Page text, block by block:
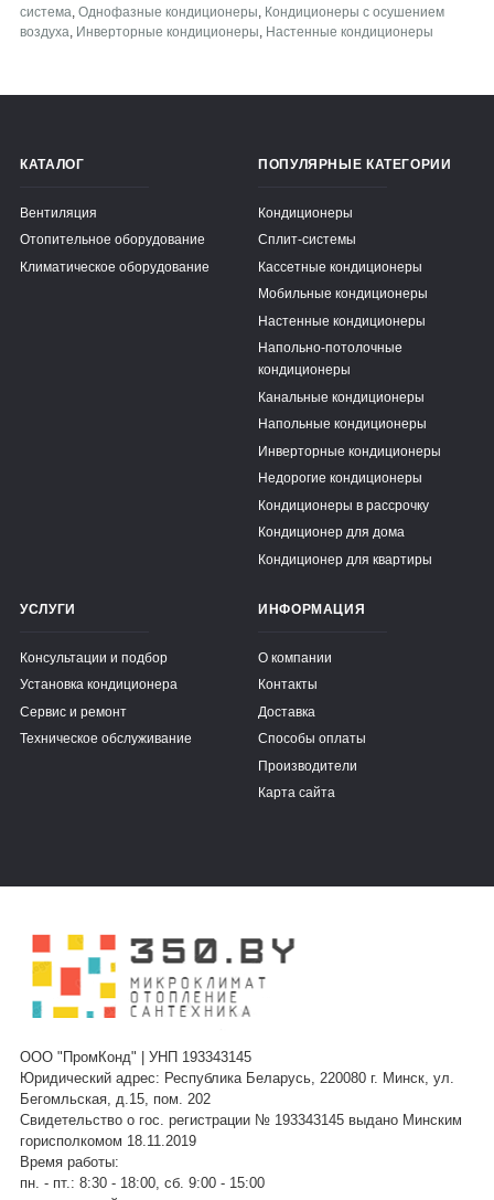
система Однофазные кондиционеры
Кондиционеры с осушением
воздуха
Инверторные кондиционеры Настенные кондиционеры
КАТАЛОГ
Вентиляция
Отопительное оборудование
Климатическое оборудование
ПОПУЛЯРНЫЕ КАТЕГОРИИ
Кондиционеры
Сплит-системы
Кассетные кондиционеры
Мобильные кондиционеры
Настенные кондиционеры
Напольно-потолочные
кондиционеры
Канальные кондиционеры
Напольные кондиционеры
Инверторные кондиционеры
Недорогие кондиционеры
Кондиционеры в рассрочку
Кондиционер для дома
Кондиционер для квартиры
УСЛУГИ
Консультации и подбор
Установка кондиционера
Сервис и ремонт
Техническое обслуживание
ИНФОРМАЦИЯ
О компании
Контакты
Доставка
Способы оплаты
Производители
Карта сайта
ООО "ПромКонд" | УНП 193343145
Юридический адрес: Республика Беларусь, 220080 г. Минск, ул.
Бегомльская, д.15, пом. 202
Свидетельство о гос. регистрации № 193343145 выдано Минским
горисполкомом 18.11.2019
Время работы:
пн. - пт.: 8:30 - 18:00, сб. 9:00 - 15:00